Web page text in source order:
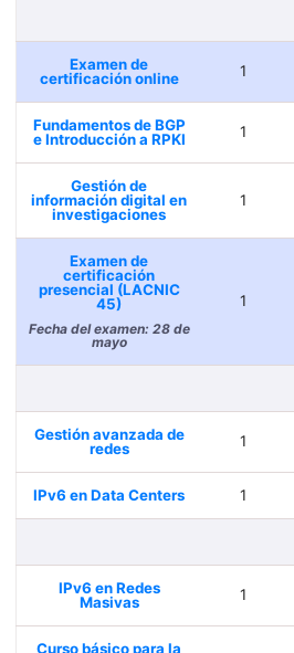
Examen de
certificación online
1
Fundamentos de BGP
e Introducción a RPKI
1
Gestión de
información digital en
investigaciones
1
Examen de
certificación
presencial (LACNIC
45)
Fecha del examen: 28 de
mayo
1
Gestión avanzada de
redes
1
IPv6 en Data Centers 1
IPv6 en Redes
Masivas
1
Curso básico para la